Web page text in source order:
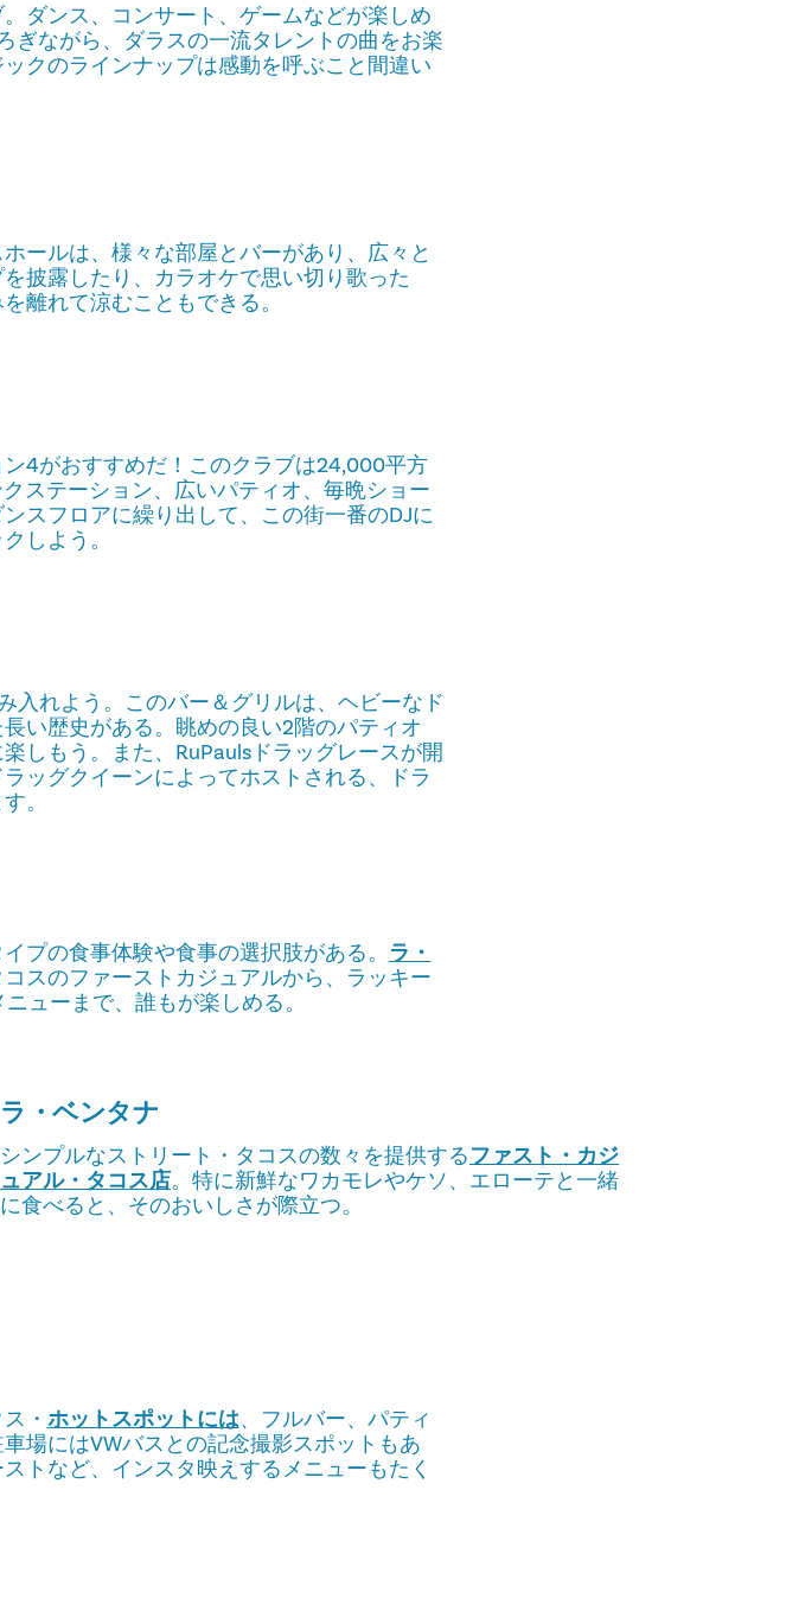
ダンス、コンサート、ゲームなどが楽しめ
ぎながら、ダラスの一流タレントの曲をお楽
クのラインナップは感動を呼ぶこと間違い
ールは、様々な部屋とバーがあり、広々と
披露したり、カラオケで思い切り歌った
離れて涼むこともできる。
4がおすすめだ！このクラブは24,000平方
ステーション、広いパティオ、毎晩ショー
スフロアに繰り出して、この街一番のDJに
しよう。
入れよう。このバー＆グリルは、ヘビーなド
い歴史がある。眺めの良い2階のパティオ
しもう。また、RuPaulsドラッグレースが開
ッグクイーンによってホストされる、ドラ
。
プの食事体験や食事の選択肢がある。
ラ・
スのファーストカジュアルから、ラッキー
ューまで、誰もが楽しめる。
ラ・ベンタナ
シンプルなストリート・タコスの数々を提供するファスト・カジ
ュアル・タコス店。特に新鮮なワカモレやケソ、エローテと一緒
に食べると、そのおいしさが際立つ。
・ ホットスポットには、フルバー、パティ
場にはVWバスとの記念撮影スポットもあ
トなど、インスタ映えするメニューもたく